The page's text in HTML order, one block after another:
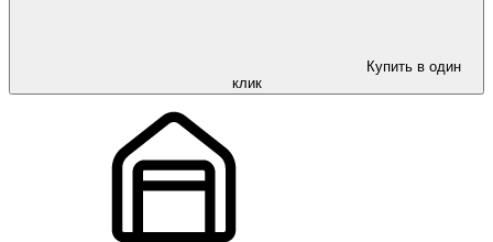
Купить в один
клик